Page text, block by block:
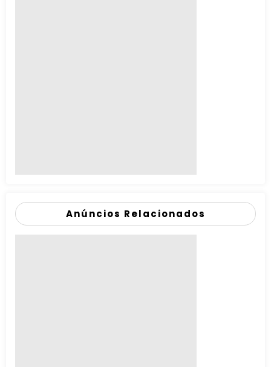
Anúncios Relacionados